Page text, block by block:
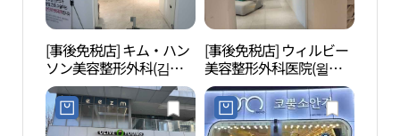
[事後免税店] キム・ハン
ソン美容整形外科(김한
성성형외과의원)
[事後免税店] ウィルビー
美容整形外科医院(윌비
성형외과의원)